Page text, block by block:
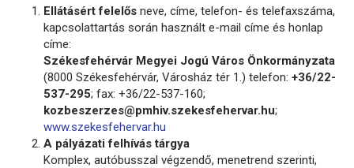
Ellátásért felelős neve, címe, telefon- és telefaxszáma,
kapcsolattartás során használt e-mail címe és honlap
címe:
Székesfehérvár Megyei Jogú Város Önkormányzata
(8000 Székesfehérvár, Városház tér 1.) telefon: +36/22-
537-295; fax: +36/22-537-160;
kozbeszerzes@pmhiv.szekesfehervar.hu;
www.szekesfehervar.hu
A pályázati felhívás tárgya
Komplex, autóbusszal végzendő, menetrend szerinti,